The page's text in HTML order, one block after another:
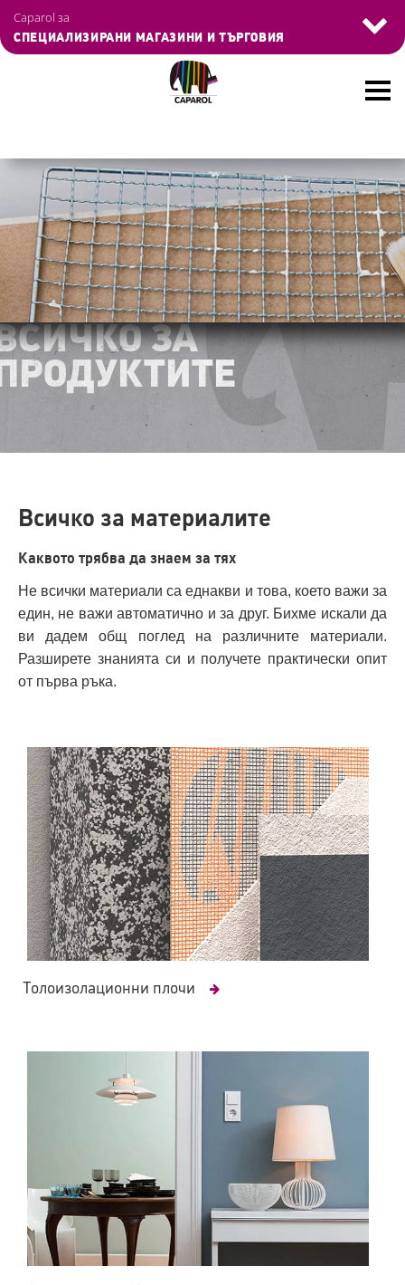
Skip
main
Caparol за
СПЕЦИАЛИЗИРАНИ МАГАЗИНИ И ТЪРГОВИЯ
ЗА
ЗА
Всичко за материалите
Каквото трябва да знаем за тях
Не всички материали са еднакви и това, което важи за
един, не важи автоматично и за друг. Бихме искали да
ви дадем общ поглед на различните материали.
Разширете знанията си и получете практически опит
от първа ръка.
Толоизолационни плочи
Управление на бисквитките